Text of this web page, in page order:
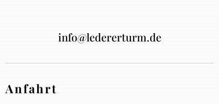
info@ledererturm.de
Anfahrt